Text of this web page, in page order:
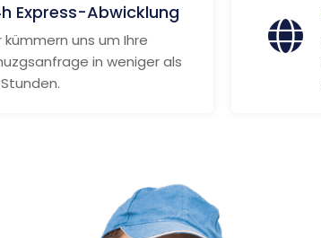
Express-Abwicklung
kümmern uns um Ihre
in weniger als